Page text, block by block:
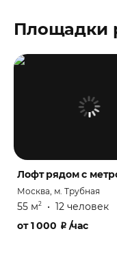
Площадки
Лофт рядом с
Москва, м. Трубная
55 м2 • 12 человек
от1 000 ₽ /час